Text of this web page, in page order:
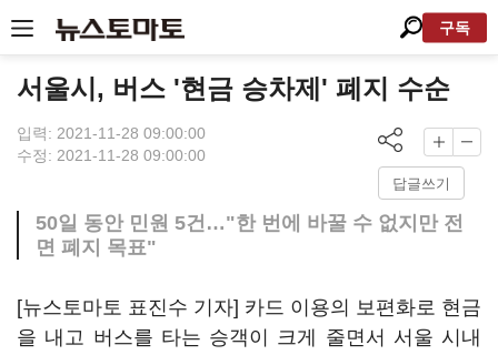
구독
서울시, 버스 '현금 승차제' 폐지 수순
입력: 2021-11-28 09:00:00
수정: 2021-11-28 09:00:00
답글쓰기
50일 동안 민원 5건…"한 번에 바꿀 수 없지만 전
면 폐지 목표"
[뉴스토마토 표진수 기자] 카드 이용의 보편화로 현금
을 내고 버스를 타는 승객이 크게 줄면서 서울 시내